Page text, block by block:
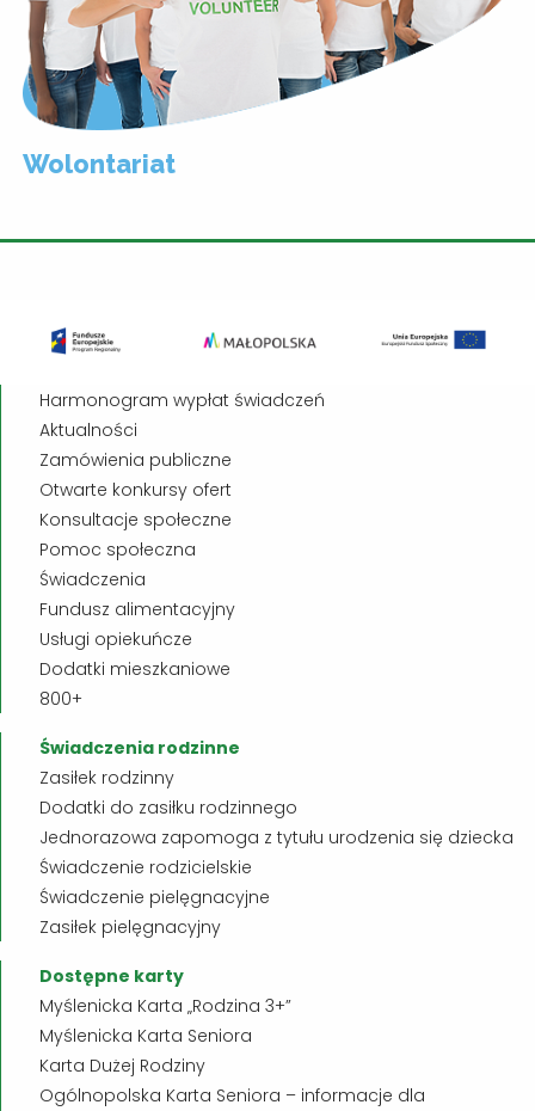
Wolontariat
Harmonogram wypłat świadczeń
Aktualności
Zamówienia publiczne
Otwarte konkursy ofert
Konsultacje społeczne
Pomoc społeczna
Świadczenia
Fundusz alimentacyjny
Usługi opiekuńcze
Dodatki mieszkaniowe
800+
Świadczenia rodzinne
Zasiłek rodzinny
Dodatki do zasiłku rodzinnego
Jednorazowa zapomoga z tytułu urodzenia się dziecka
Świadczenie rodzicielskie
Świadczenie pielęgnacyjne
Zasiłek pielęgnacyjny
Dostępne karty
Myślenicka Karta „Rodzina 3+”
Myślenicka Karta Seniora
Karta Dużej Rodziny
Ogólnopolska Karta Seniora – informacje dla